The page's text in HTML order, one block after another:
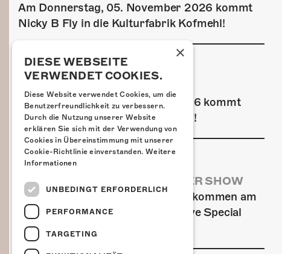
Am Donnerstag, 05. November 2026 kommt
Nicky B Fly in die Kulturfabrik Kofmehl!
Am Donnerstag, 29. Oktober 2026 kommt
GZUZ in die Kulturfabrik Kofmehl!
AIRBOURNE - SPECIAL SUMMER SHOW
Wow, das ist ein Ding! Airbourne kommen am
MI, 22. Juli 2026 für eine exklusive Special
Summer Show ins Kofmehl.
×
DIESE WEBSEITE
VERWENDET COOKIES.
Diese Website verwendet Cookies, um die
Benutzerfreundlichkeit zu verbessern.
Durch die Nutzung unserer Website
erklären Sie sich mit der Verwendung von
Cookies in Übereinstimmung mit unserer
Cookie-Richtlinie einverstanden. Weitere
Informationen
UNBEDINGT ERFORDERLICH
PERFORMANCE
TARGETING